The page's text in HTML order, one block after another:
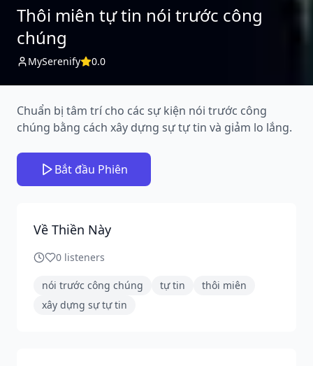
Thôi miên tự tin nói trước công
chúng
MySerenify 0.0
Chuẩn bị tâm trí cho các sự kiện nói trước công
chúng bằng cách xây dựng sự tự tin và giảm lo lắng.
Bắt đầu Phiên
Về Thiền Này
0 listeners
nói trước công chúng tự tin
thôi miên
xây dựng sự tự tin